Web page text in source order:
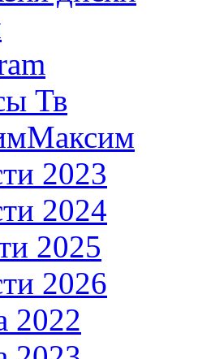
Тв
2023
2024
2025
2026
2022